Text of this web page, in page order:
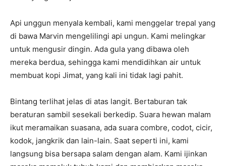
Api unggun menyala kembali, kami menggelar trepal yang
di bawa Marvin mengelilingi api ungun. Kami melingkar
untuk mengusir dingin. Ada gula yang dibawa oleh
mereka berdua, sehingga kami mendidihkan air untuk
membuat kopi Jimat, yang kali ini tidak lagi pahit.
Bintang terlihat jelas di atas langit. Bertaburan tak
beraturan sambil sesekali berkedip. Suara hewan malam
ikut meramaikan suasana, ada suara combre, codot, cicir,
kodok, jangkrik dan lain-lain. Saat seperti ini, kami
langsung bisa bersapa salam dengan alam. Kami ijinkan